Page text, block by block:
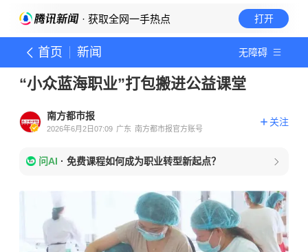
· 获取全网一手热点 打开
首页 新闻 无障碍
“小众蓝海职业”打包搬进公益课堂
南方都市报
2026年6月2日07:09 广东 南方都市报官方账号
关注
问AI · 免费课程如何成为职业转型新起点？